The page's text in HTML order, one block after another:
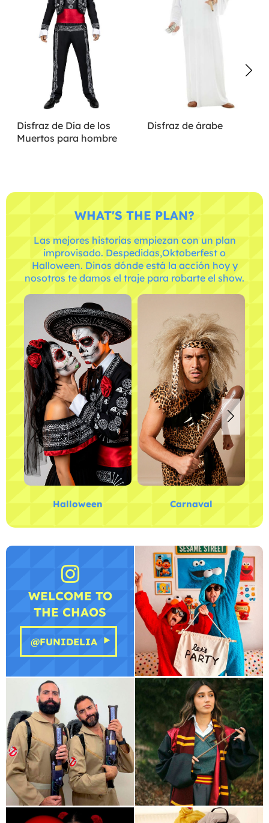
Disfraz de Día de los
Muertos para hombre
Disfraz de árabe
WHAT'S THE PLAN?
Las mejores historias empiezan con un plan
improvisado. Despedidas,Oktoberfest o
Halloween. Dinos dónde está la acción hoy y
nosotros te damos el traje para robarte el show.
Halloween Carnaval
WELCOME TO
THE CHAOS
@FUNIDELIA